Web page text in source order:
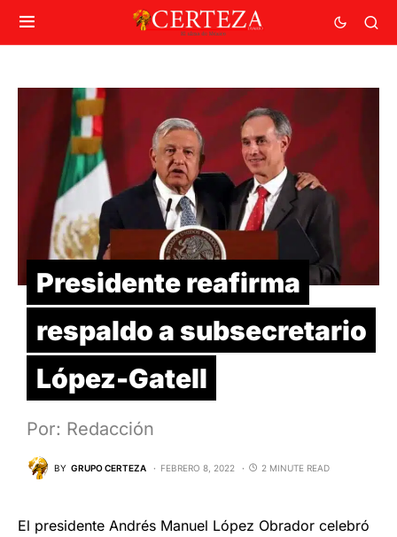
Presidente reafirma
respaldo a subsecretario
López-Gatell
Por: Redacción
BY GRUPO CERTEZA FEBRERO 8, 2022 2 MINUTE READ
El presidente Andrés Manuel López Obrador celebró